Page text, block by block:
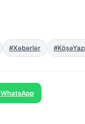
#Xəbərlər
WhatsApp